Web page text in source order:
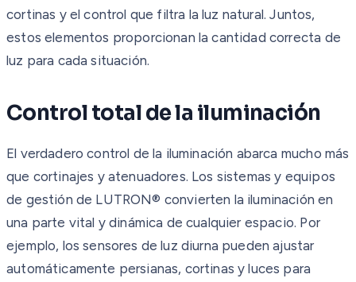
cortinas y el control que filtra la luz natural. Juntos,
estos elementos proporcionan la cantidad correcta de
luz para cada situación.
Control total de la iluminación
El verdadero control de la iluminación abarca mucho más
que cortinajes y atenuadores. Los sistemas y equipos
de gestión de LUTRON® convierten la iluminación en
una parte vital y dinámica de cualquier espacio. Por
ejemplo, los sensores de luz diurna pueden ajustar
automáticamente persianas, cortinas y luces para